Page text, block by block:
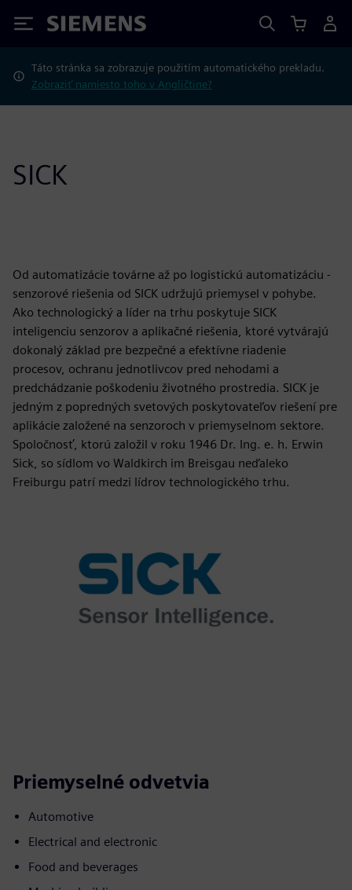
Siemens
Táto stránka sa zobrazuje použitím automatického prekladu.
Zobraziť namiesto toho v Angličtine?
SICK
Od automatizácie továrne až po logistickú automatizáciu -
senzorové riešenia od SICK udržujú priemysel v pohybe.
Ako technologický a líder na trhu poskytuje SICK
inteligenciu senzorov a aplikačné riešenia, ktoré vytvárajú
dokonalý základ pre bezpečné a efektívne riadenie
procesov, ochranu jednotlivcov pred nehodami a
predchádzanie poškodeniu životného prostredia. SICK je
jedným z popredných svetových poskytovateľov riešení pre
aplikácie založené na senzoroch v priemyselnom sektore.
Spoločnosť, ktorú založil v roku 1946 Dr. Ing. e. h. Erwin
Sick, so sídlom vo Waldkirch im Breisgau neďaleko
Freiburgu patrí medzi lídrov technologického trhu.
Priemyselné odvetvia
Automotive
Electrical and electronic
Food and beverages